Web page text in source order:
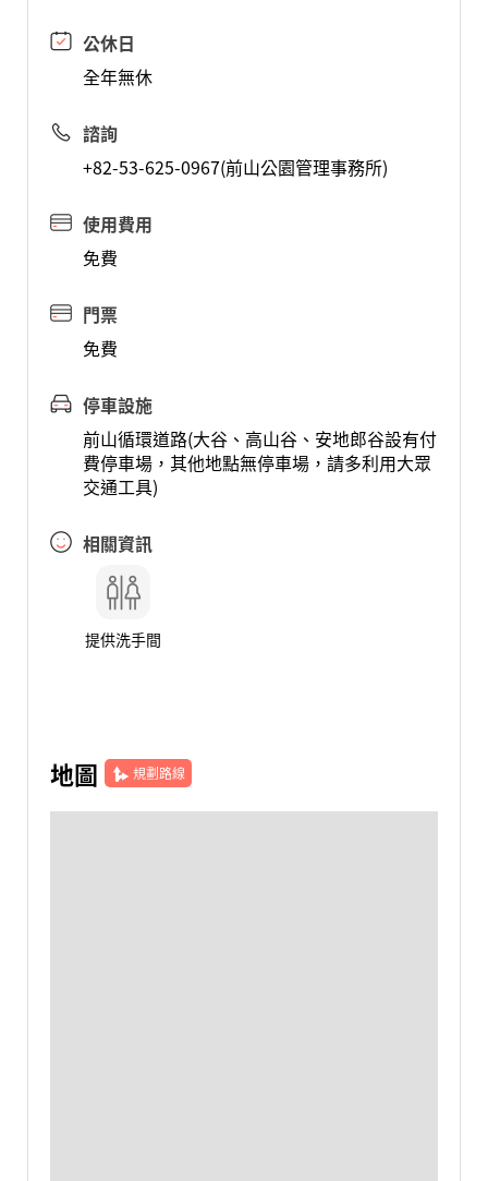
公休日
全年無休
諮詢
+82-53-625-0967(前山公園管理事務所)
使用費用
免費
門票
免費
停車設施
前山循環道路(大谷、高山谷、安地郎谷設有付
費停車場，其他地點無停車場，請多利用大眾
交通工具)
相關資訊
提供洗手間
地圖 規劃路線